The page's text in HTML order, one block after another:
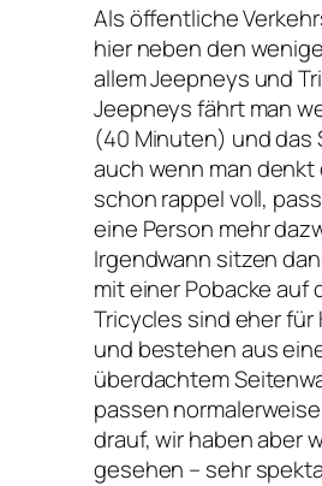
Als öffentliche
hier neben den
allem Jeepneys und
Jeepneys fährt man
(40 Minuten) und das
auch wenn man
schon rappel voll,
eine Person mehr
Irgendwann sitzen
mit einer Pobacke auf
Tricycles sind eher für
und bestehen aus
überdachtem
passen
drauf, wir haben aber
gesehen – sehr